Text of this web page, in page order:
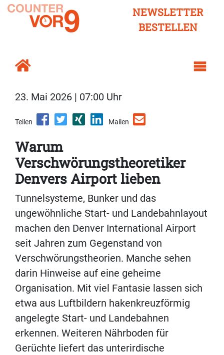
NEWSLETTER
BESTELLEN
23. Mai 2026 | 07:00 Uhr
Teilen Mailen
Warum
Verschwörungstheoretiker
Denvers Airport lieben
Tunnelsysteme, Bunker und das
ungewöhnliche Start- und Landebahnlayout
machen den Denver International Airport
seit Jahren zum Gegenstand von
Verschwörungstheorien. Manche sehen
darin Hinweise auf eine geheime
Organisation. Mit viel Fantasie lassen sich
etwa aus Luftbildern hakenkreuzförmig
angelegte Start- und Landebahnen
erkennen. Weiteren Nährboden für
Gerüchte liefert das unterirdische